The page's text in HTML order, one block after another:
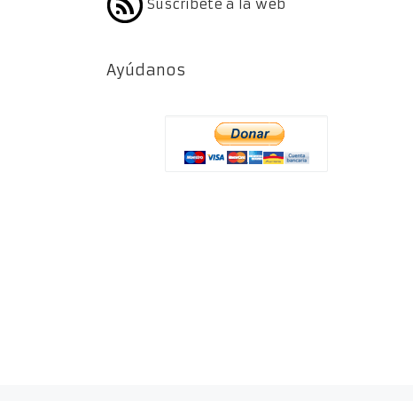
Suscríbete a la web
Ayúdanos